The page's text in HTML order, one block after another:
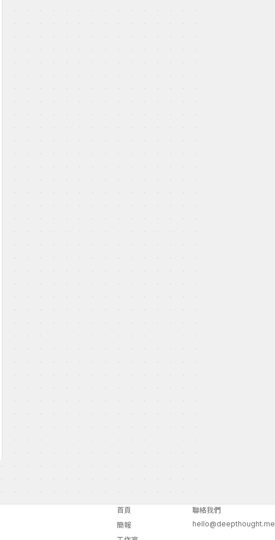
首頁
簡報
聯絡我們
hello@deepthought.me